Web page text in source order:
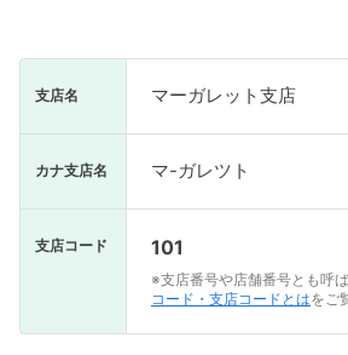
支店名 マーガレット支店
カナ支店名 マ-ガレツト
支店コード 101
※支店番号や店舗番号とも呼
コード・支店コードとはをご